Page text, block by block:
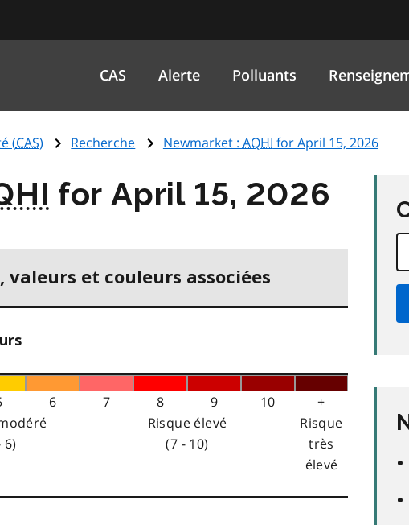
CAS Alerte Polluants
(CAS) Recherche Newmarket : AQHI for April 15, 2026
for April 15, 2026
et couleurs associées
6 7 8 9 10
+
6)
Risque élevé
(7 - 10)
Risque
très
élevé